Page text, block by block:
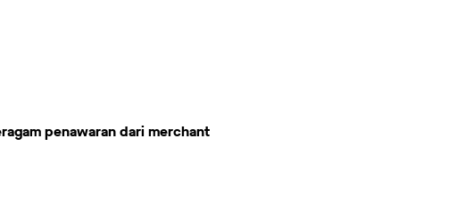
penawaran dari merchant